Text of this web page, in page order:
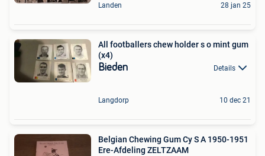
Landen 28 jan 25
All footballers chew holder s o mint gum
(x4)
Bieden Details
Langdorp 10 dec 21
Belgian Chewing Gum Cy S A 1950-1951
Ere-Afdeling ZELTZAAM